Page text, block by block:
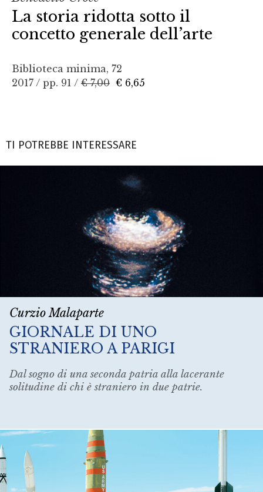
La storia ridotta sotto il
concetto generale dell’arte
Biblioteca minima, 72
2017 / pp. 91 / € 7,00 € 6,65
TI POTREBBE INTERESSARE
Curzio Malaparte
GIORNALE DI UNO
STRANIERO A PARIGI
Dal sogno di una seconda patria alla lacerante
solitudine di chi è straniero in due patrie.